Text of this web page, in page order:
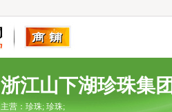
浙江山下湖珍珠集
主营： 珍珠; 珍珠;